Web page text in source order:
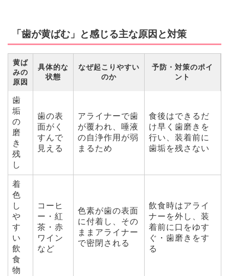
「歯が黄ばむ」と感じる主な原因と対策
黄ば
みの
原因
具体的な
状態
なぜ起こりやすい
のか
予防・対策のポイ
ント
歯
垢
の
磨
き
残
し
歯の表
面がく
すんで
見える
アライナーで歯
が覆われ、唾液
の自浄作用が弱
まるため
食後はできるだ
け早く歯磨きを
行い、装着前に
歯垢を残さない
着
色
し
や
す
い
飲
食
物
コーヒ
ー・紅
茶・赤
ワイン
など
色素が歯の表面
に付着し、その
ままアライナー
で密閉される
飲食時はアライ
ナーを外し、装
着前に口をゆす
ぐ・歯磨きをす
る